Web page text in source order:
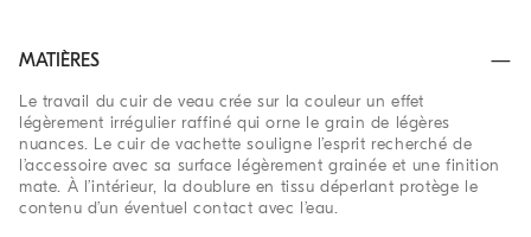
MATIÈRES
Le travail du cuir de veau crée sur la couleur un effet
légèrement irrégulier raffiné qui orne le grain de légères
nuances. Le cuir de vachette souligne l’esprit recherché de
l’accessoire avec sa surface légèrement grainée et une finition
mate. À l’intérieur, la doublure en tissu déperlant protège le
contenu d’un éventuel contact avec l’eau.